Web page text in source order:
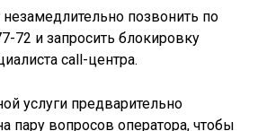
незамедлительно позвонить по
72 и запросить блокировку
call-центра.
услуги предварительно
пару вопросов оператора, чтобы